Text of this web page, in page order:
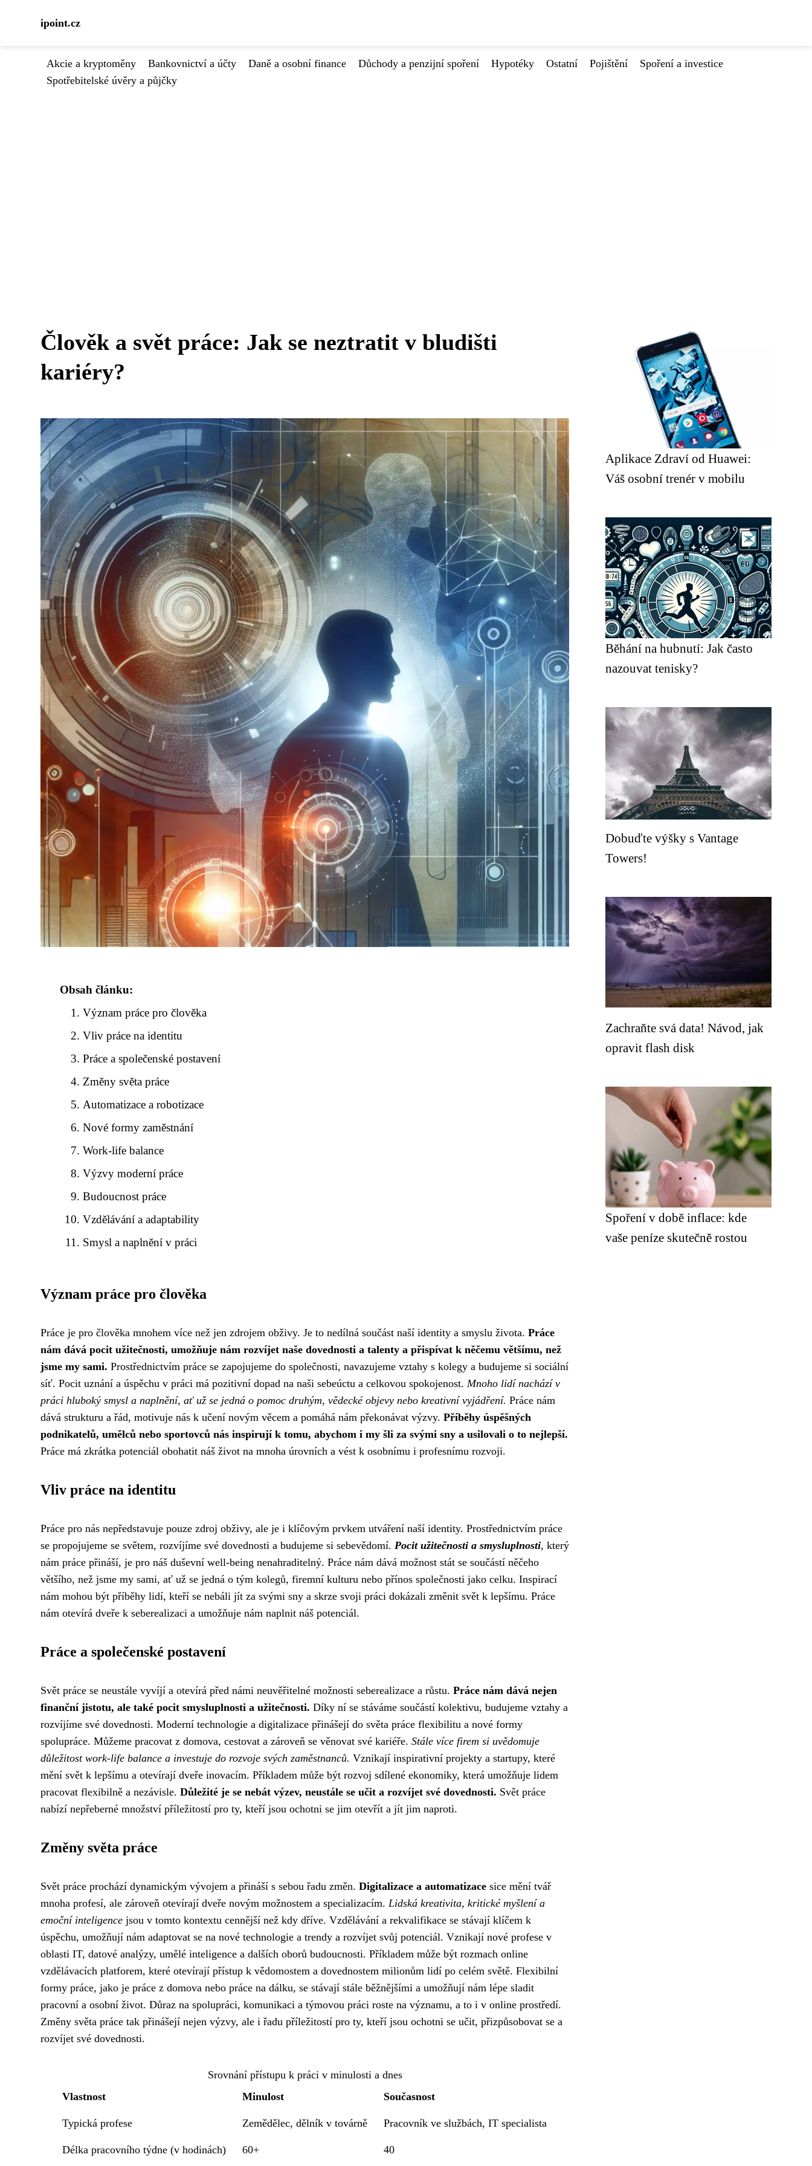
ipoint.cz
Akcie a kryptoměny Bankovnictví a účty Daně a osobní finance Důchody a penzijní spoření Hypotéky Ostatní Pojištění
Spoření a investice
Spotřebitelské úvěry a půjčky
Člověk a svět práce: Jak se neztratit v bludišti
kariéry?
Obsah článku:
Význam práce pro člověka
Vliv práce na identitu
Práce a společenské postavení
Změny světa práce
Automatizace a robotizace
Nové formy zaměstnání
Work-life balance
Výzvy moderní práce
Budoucnost práce
Vzdělávání a adaptability
Smysl a naplnění v práci
Význam práce pro člověka
Práce je pro člověka mnohem více než jen zdrojem obživy. Je to nedílná součást naší identity a smyslu života. Práce
nám dává pocit užitečnosti, umožňuje nám rozvíjet naše dovednosti a talenty a přispívat k něčemu většímu, než
jsme my sami. Prostřednictvím práce se zapojujeme do společnosti, navazujeme vztahy s kolegy a budujeme si sociální
síť. Pocit uznání a úspěchu v práci má pozitivní dopad na naši sebeúctu a celkovou spokojenost. Mnoho lidí nachází v
práci hluboký smysl a naplnění, ať už se jedná o pomoc druhým, vědecké objevy nebo kreativní vyjádření. Práce nám
dává strukturu a řád, motivuje nás k učení novým věcem a pomáhá nám překonávat výzvy. Příběhy úspěšných
podnikatelů, umělců nebo sportovců nás inspirují k tomu, abychom i my šli za svými sny a usilovali o to nejlepší.
Práce má zkrátka potenciál obohatit náš život na mnoha úrovních a vést k osobnímu i profesnímu rozvoji.
Vliv práce na identitu
Práce pro nás nepředstavuje pouze zdroj obživy, ale je i klíčovým prvkem utváření naší identity. Prostřednictvím práce
se propojujeme se světem, rozvíjíme své dovednosti a budujeme si sebevědomí. Pocit užitečnosti a smysluplnosti, který
nám práce přináší, je pro náš duševní well-being nenahraditelný. Práce nám dává možnost stát se součástí něčeho
většího, než jsme my sami, ať už se jedná o tým kolegů, firemní kulturu nebo přínos společnosti jako celku. Inspirací
nám mohou být příběhy lidí, kteří se nebáli jít za svými sny a skrze svoji práci dokázali změnit svět k lepšímu. Práce
nám otevírá dveře k seberealizaci a umožňuje nám naplnit náš potenciál.
Práce a společenské postavení
Svět práce se neustále vyvíjí a otevírá před námi neuvěřitelné možnosti seberealizace a růstu. Práce nám dává nejen
finanční jistotu, ale také pocit smysluplnosti a užitečnosti. Díky ní se stáváme součástí kolektivu, budujeme vztahy a
rozvíjíme své dovednosti. Moderní technologie a digitalizace přinášejí do světa práce flexibilitu a nové formy
spolupráce. Můžeme pracovat z domova, cestovat a zároveň se věnovat své kariéře. Stále více firem si uvědomuje
důležitost work-life balance a investuje do rozvoje svých zaměstnanců. Vznikají inspirativní projekty a startupy, které
mění svět k lepšímu a otevírají dveře inovacím. Příkladem může být rozvoj sdílené ekonomiky, která umožňuje lidem
pracovat flexibilně a nezávisle. Důležité je se nebát výzev, neustále se učit a rozvíjet své dovednosti. Svět práce
nabízí nepřeberné množství příležitostí pro ty, kteří jsou ochotni se jim otevřít a jít jim naproti.
Změny světa práce
Svět práce prochází dynamickým vývojem a přináší s sebou řadu změn. Digitalizace a automatizace sice mění tvář
mnoha profesí, ale zároveň otevírají dveře novým možnostem a specializacím. Lidská kreativita, kritické myšlení a
emoční inteligence jsou v tomto kontextu cennější než kdy dříve. Vzdělávání a rekvalifikace se stávají klíčem k
úspěchu, umožňují nám adaptovat se na nové technologie a trendy a rozvíjet svůj potenciál. Vznikají nové profese v
oblasti IT, datové analýzy, umělé inteligence a dalších oborů budoucnosti. Příkladem může být rozmach online
vzdělávacích platforem, které otevírají přístup k vědomostem a dovednostem milionům lidí po celém světě. Flexibilní
formy práce, jako je práce z domova nebo práce na dálku, se stávají stále běžnějšími a umožňují nám lépe sladit
pracovní a osobní život. Důraz na spolupráci, komunikaci a týmovou práci roste na významu, a to i v online prostředí.
Změny světa práce tak přinášejí nejen výzvy, ale i řadu příležitostí pro ty, kteří jsou ochotni se učit, přizpůsobovat se a
rozvíjet své dovednosti.
Srovnání přístupu k práci v minulosti a dnes
Vlastnost
Minulost Současnost
Typická profese Zemědělec, dělník v továrně Pracovník ve službách, IT specialista
Délka pracovního týdne (v hodinách) 60+ 40
Aplikace Zdraví od Huawei:
Váš osobní trenér v mobilu
Běhání na hubnutí: Jak často
nazouvat tenisky?
Dobuďte výšky s Vantage
Towers!
Zachraňte svá data! Návod, jak
opravit flash disk
Spoření v době inflace: kde
vaše peníze skutečně rostou